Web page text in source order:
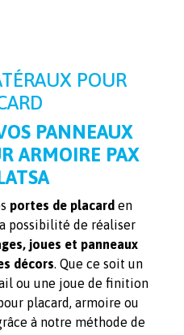
POUR
PANNEAUX
ARMOIRE PAX
portes de placard en
possibilité de réaliser
joues et panneaux
décors . Que ce soit un
ou une joue de finition
placard, armoire ou
à notre méthode de